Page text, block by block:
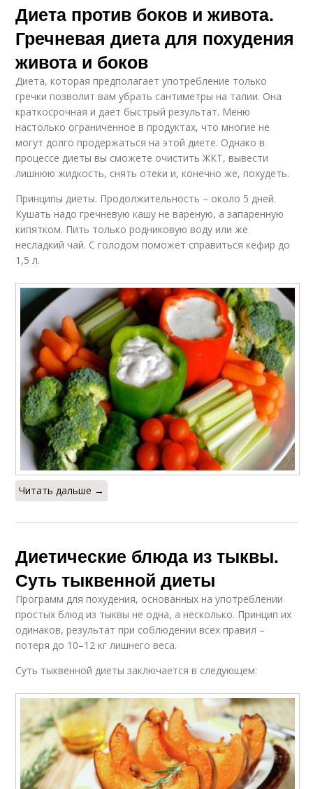
Диета против боков и живота.
Гречневая диета для похудения
живота и боков
Диета, которая предполагает употребление только
гречки позволит вам убрать сантиметры на талии. Она
краткосрочная и дает быстрый результат. Меню
настолько ограниченное в продуктах, что многие не
могут долго продержаться на этой диете. Однако в
процессе диеты вы сможете очистить ЖКТ, вывести
лишнюю жидкость, снять отеки и, конечно же, похудеть.
Принципы диеты. Продолжительность – около 5 дней.
Кушать надо гречневую кашу не вареную, а запаренную
кипятком. Пить только родниковую воду или же
несладкий чай. С голодом поможет справиться кефир до
1,5 л.
Читать дальше →
Диетические блюда из тыквы.
Суть тыквенной диеты
Программ для похудения, основанных на употреблении
простых блюд из тыквы не одна, а несколько. Принцип их
одинаков, результат при соблюдении всех правил –
потеря до 10–12 кг лишнего веса.
Суть тыквенной диеты заключается в следующем: